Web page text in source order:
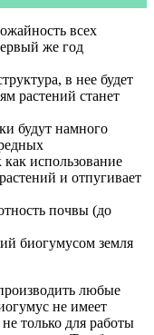
всех
же год
в нее будет
растений станет
будут намного
использование
и отпугивает
почвы (до
биогумусом земля
любые
не имеет
только для работы